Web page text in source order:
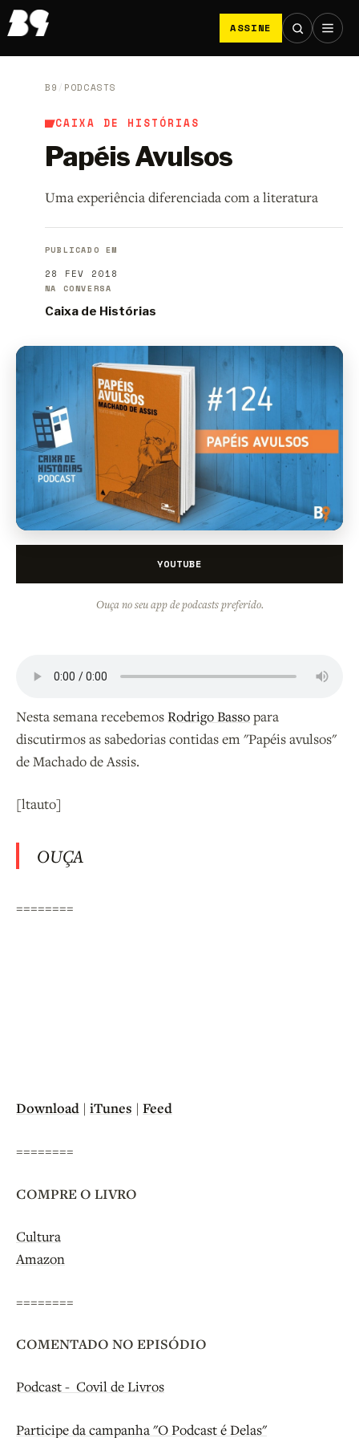
ASSINE
B9 / PODCASTS
CAIXA DE HISTÓRIAS
Papéis Avulsos
Uma experiência diferenciada com a literatura
PUBLICADO EM
28 FEV 2018
NA CONVERSA
Caixa de Histórias
YOUTUBE
Ouça no seu app de podcasts preferido.
Nesta semana recebemosRodrigo Bassopara
discutirmos as sabedorias contidas em "Papéis avulsos"
de Machado de Assis.
[ltauto]
OUÇA
========
Download | iTunes | Feed
========
COMPRE O LIVRO
Cultura
Amazon
========
COMENTADO NO EPISÓDIO
Podcast - Covil de Livros
Participe da campanha "O Podcast é Delas"